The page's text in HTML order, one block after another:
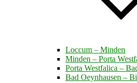
Loccum – Minden
Minden – Porta
Porta Westfalica –
Bad Oeynhausen –